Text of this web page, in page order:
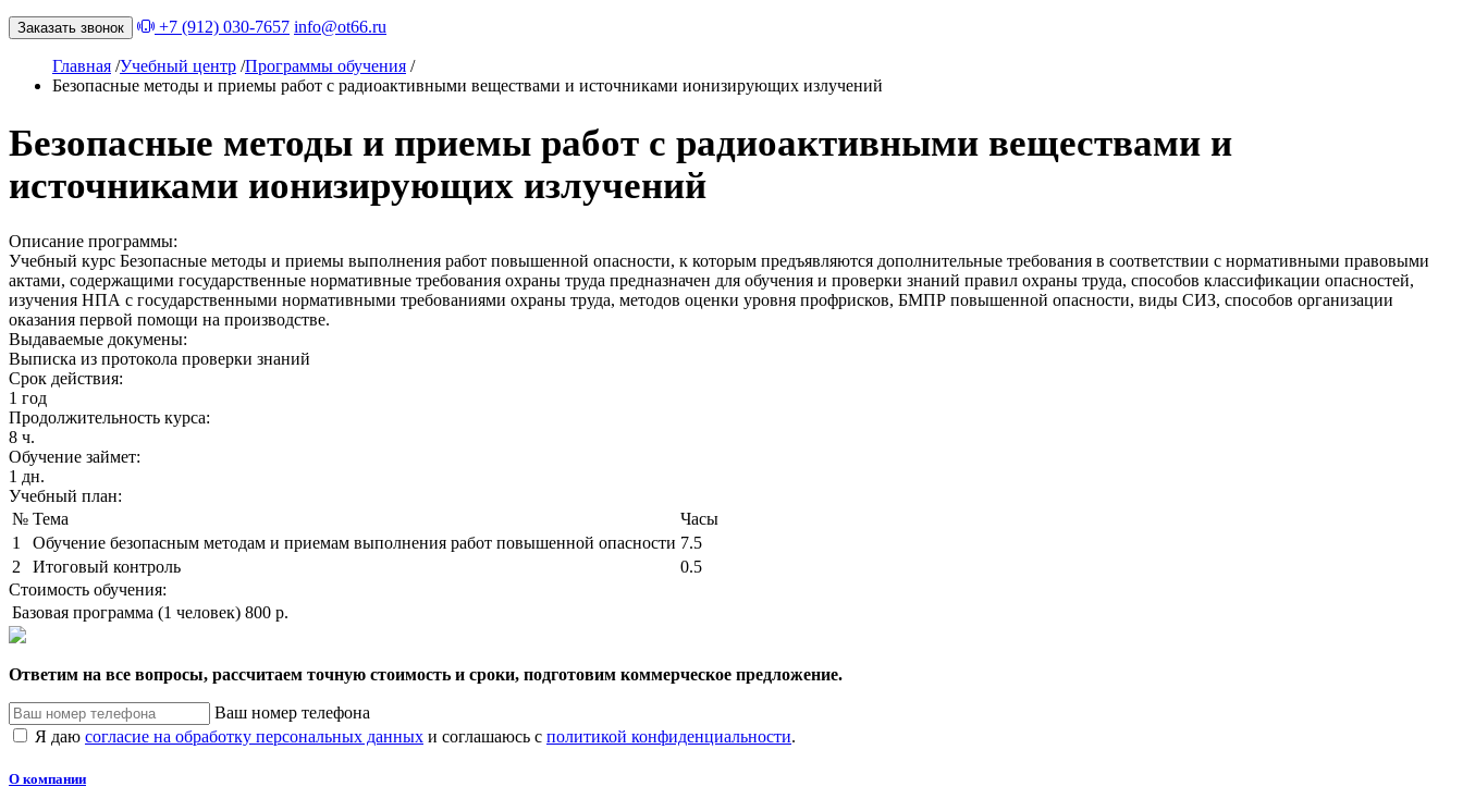
Заказать звонок +7 (912) 030-7657 info@ot66.ru
Главная /Учебный центр /Программы обучения /
Безопасные методы и приемы работ с радиоактивными веществами и источниками ионизирующих излучений
Безопасные методы и приемы работ с радиоактивными веществами и
источниками ионизирующих излучений
Описание программы:
Учебный курс Безопасные методы и приемы выполнения работ повышенной опасности, к которым предъявляются дополнительные требования в соответствии с нормативными правовыми
актами, содержащими государственные нормативные требования охраны труда предназначен для обучения и проверки знаний правил охраны труда, способов классификации опасностей,
изучения НПА с государственными нормативными требованиями охраны труда, методов оценки уровня профрисков, БМПР повышенной опасности, виды СИЗ, способов организации
оказания первой помощи на производстве.
Выдаваемые докумены:
Выписка из протокола проверки знаний
Срок действия:
1 год
Продолжительность курса:
8 ч.
Обучение займет:
1 дн.
Учебный план:
№ Тема
Часы
1
Обучение безопасным методам и приемам выполнения работ повышенной опасности 7.5
2
Итоговый контроль
0.5
Стоимость обучения:
Базовая программа (1 человек) 800 р.
Ответим на все вопросы, рассчитаем точную стоимость и сроки, подготовим коммерческое предложение.
Ваш номер телефона
Я даю согласие на обработку персональных данных и соглашаюсь с политикой конфиденциальности.
О компании